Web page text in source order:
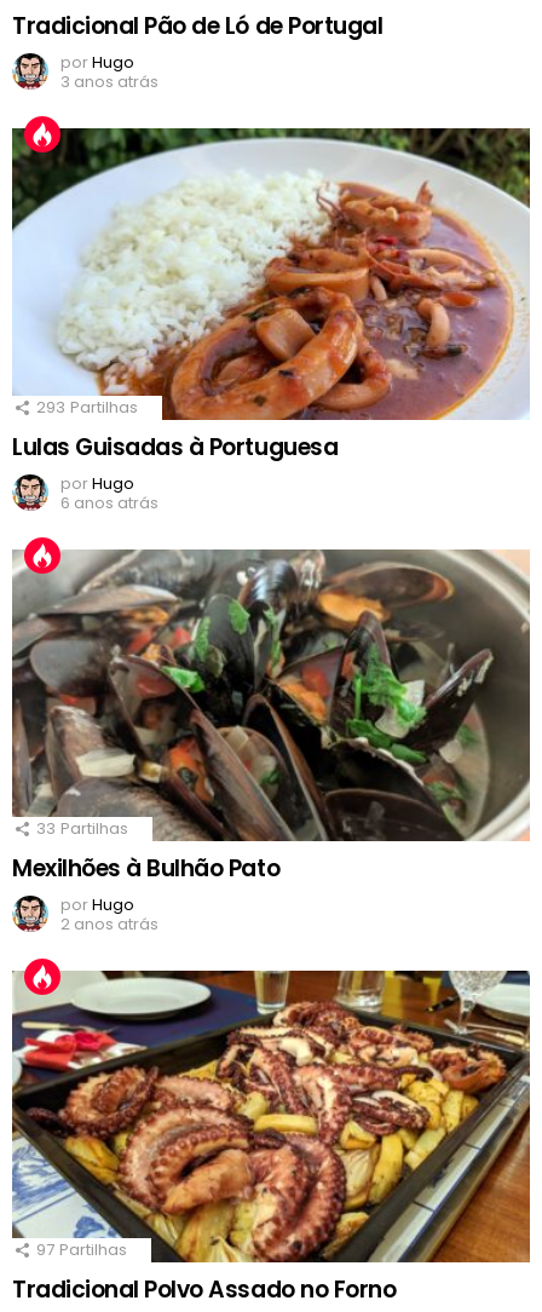
Tradicional Pão de Ló de Portugal
porHugo
3 anos atrás
293 Partilhas
Lulas Guisadas à Portuguesa
porHugo
6 anos atrás
33 Partilhas
Mexilhões à Bulhão Pato
porHugo
2 anos atrás
97 Partilhas
Tradicional Polvo Assado no Forno